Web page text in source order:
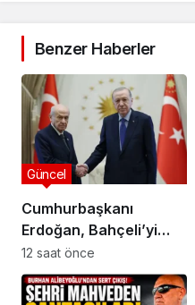
Benzer Haberler
Cumhurbaşkanı
Erdoğan, Bahçeli’yi
Külliye’de kabul etti
Güncel
12 saat önce